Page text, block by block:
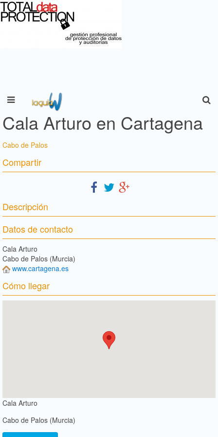
Cala Arturo en Cartagena
Cabo de Palos
Compartir
Descripción
Datos de contacto
Cala Arturo
Cabo de Palos (Murcia)
www.cartagena.es
Cómo llegar
Cala Arturo
Cabo de Palos (Murcia)